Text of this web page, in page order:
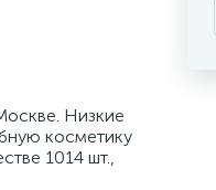
Низкие
косметику
1014 шт.,